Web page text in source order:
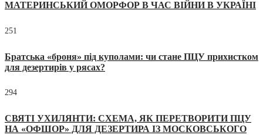
МАТЕРИНСЬКИЙ ОМОРФОР В ЧАС ВІЙНИ В УКРАЇНІ
251
Братська «броня» під куполами: чи стане ПЦУ прихистком
для дезертирів у рясах?
294
СВЯТІ УХИЛЯНТИ: СХЕМА, ЯК ПЕРЕТВОРИТИ ПЦУ
НА «ОФШОР» ДЛЯ ДЕЗЕРТИРА ІЗ МОСКОВСЬКОГО